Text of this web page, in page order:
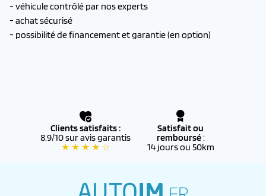
- véhicule contrôlé par nos experts
- achat sécurisé
- possibilité de financement et garantie (en option)
Clients satisfaits :
8.9/10 sur avis garantis
★ ★ ★ ★ ☆
Satisfait ou
remboursé:
14 jours ou 50km